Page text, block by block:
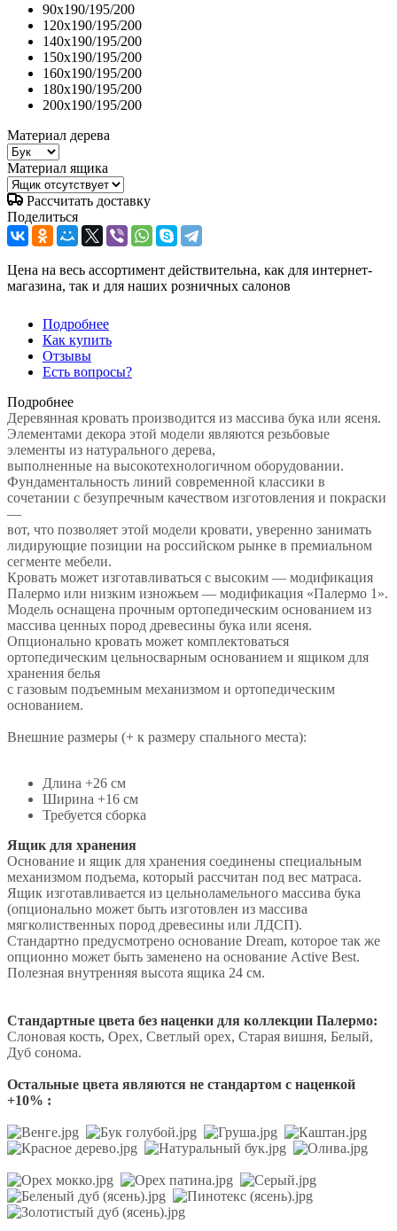
90x190/195/200
120x190/195/200
140x190/195/200
150x190/195/200
160x190/195/200
180x190/195/200
200x190/195/200
Материал дерева
Материал ящика
Рассчитать доставку
Поделиться
Цена на весь ассортимент действительна, как для интернет-
магазина, так и для наших розничных салонов
Подробнее
Как купить
Отзывы
Есть вопросы?
Подробнее
Деревянная кровать производится из массива бука или ясеня.
Элементами декора этой модели являются резьбовые
элементы из натурального дерева,
выполненные на высокотехнологичном оборудовании.
Фундаментальность линий современной классики в
сочетании с безупречным качеством изготовления и покраски
—
вот, что позволяет этой модели кровати, уверенно занимать
лидирующие позиции на российском рынке в премиальном
сегменте мебели.
Кровать может изготавливаться с высоким — модификация
Палермо или низким изножьем — модификация «Палермо 1».
Модель оснащена прочным ортопедическим основанием из
массива ценных пород древесины бука или ясеня.
Опционально кровать может комплектоваться
ортопедическим цельносварным основанием и ящиком для
хранения белья
с газовым подъемным механизмом и ортопедическим
основанием.
Внешние размеры (+ к размеру спального места):
Длина +26 см
Ширина +16 см
Требуется сборка
Ящик для хранения
Основание и ящик для хранения соединены специальным
механизмом подъема, который рассчитан под вес матраса.
Ящик изготавливается из цельноламельного массива бука
(опционально может быть изготовлен из массива
мягколиственных пород древесины или ЛДСП).
Стандартно предусмотрено основание Dream, которое так же
опционно может быть заменено на основание Active Best.
Полезная внутренняя высота ящика 24 см.
Стандартные цвета без наценки для коллекции Палермо:
Слоновая кость, Орех, Светлый орех, Старая вишня, Белый,
Дуб сонома.
Остальные цвета являются не стандартом с наценкой
+10% :